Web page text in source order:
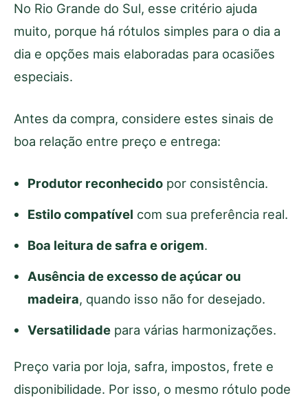
No Rio Grande do Sul, esse critério ajuda
muito, porque há rótulos simples para o dia a
dia e opções mais elaboradas para ocasiões
especiais.
Antes da compra, considere estes sinais de
boa relação entre preço e entrega:
Produtor reconhecido por consistência.
Estilo compatível com sua preferência real.
Boa leitura de safra e origem.
Ausência de excesso de açúcar ou
madeira, quando isso não for desejado.
Versatilidade para várias harmonizações.
Preço varia por loja, safra, impostos, frete e
disponibilidade. Por isso, o mesmo rótulo pode